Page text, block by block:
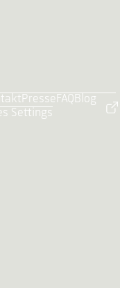
Presse FAQBlog
Settings